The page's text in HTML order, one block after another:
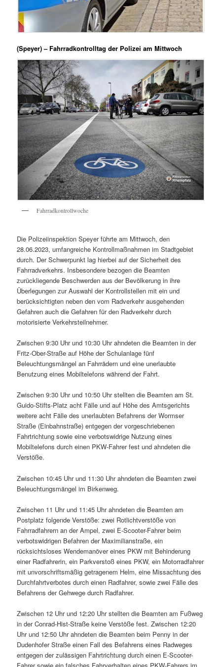
(Speyer) – Fahrradkontrolltag der Polizei am Mittwoch
Fahrradkontrollwoche
Die Polizeiinspektion Speyer führte am Mittwoch, den
28.06.2023, umfangreiche Kontrollmaßnahmen im Stadtgebiet
durch. Der Schwerpunkt lag hierbei auf der Sicherheit des
Fahrradverkehrs. Insbesondere bezogen die Beamten
zurückliegende Beschwerden aus der Bevölkerung in ihre
Überlegungen zur Auswahl der Kontrollstellen mit ein und
berücksichtigten neben den vom Radverkehr ausgehenden
Gefahren auch die Gefahren für den Radverkehr durch
motorisierte Verkehrsteilnehmer.
Zwischen 9:30 Uhr und 10:30 Uhr ahndeten die Beamten in der
Fritz-Ober-Straße auf Höhe der Schulanlage fünf
Beleuchtungsmängel an Fahrrädern und eine unerlaubte
Benutzung eines Mobiltelefons während der Fahrt.
Zwischen 9:30 Uhr und 10:50 Uhr stellten die Beamten am St.
Guido-Stifts-Platz acht Fälle und auf Höhe des Amtsgerichts
weitere acht Fälle des unerlaubten Befahrens der Wormser
Straße (Einbahnstraße) entgegen der vorgeschriebenen
Fahrtrichtung sowie eine verbotswidrige Nutzung eines
Mobiltelefons durch einen PKW-Fahrer fest und ahndeten die
Verstöße.
Zwischen 10:45 Uhr und 11:30 Uhr ahndeten die Beamten zwei
Beleuchtungsmängel im Birkenweg.
Zwischen 11 Uhr und 11:45 Uhr ahndeten die Beamten am
Postplatz folgende Verstöße: zwei Rotlichtverstöße von
Fahrradfahrern an der Ampel, zwei E-Scooter-Fahrer beim
verbotswidrigen Befahren der Maximilianstraße, ein
rücksichtsloses Wendemanöver eines PKW mit Behinderung
einer Radfahrerin, ein Parkverstoß eines PKW, ein Motorradfahrer
mit unvorschriftsmäßig getragenem Helm, eine Missachtung des
Durchfahrtverbotes durch einen Radfahrer, sowie zwei Fälle des
Befahrens der Gehwege durch Radfahrer.
Zwischen 12 Uhr und 12:20 Uhr stellten die Beamten am Fußweg
in der Conrad-Hist-Straße keine Verstöße fest. Zwischen 12:20
Uhr und 12:50 Uhr ahndeten die Beamten beim Penny in der
Dudenhofer Straße einen Fall des Befahrens eines Radweges
entgegen der zulässigen Fahrtrichtung durch einen E-Scooter-